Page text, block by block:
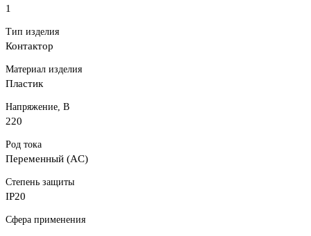
1
Тип изделия
Контактор
Материал изделия
Пластик
Напряжение, В
220
Род тока
Переменный (AC)
Степень защиты
IP20
Сфера применения